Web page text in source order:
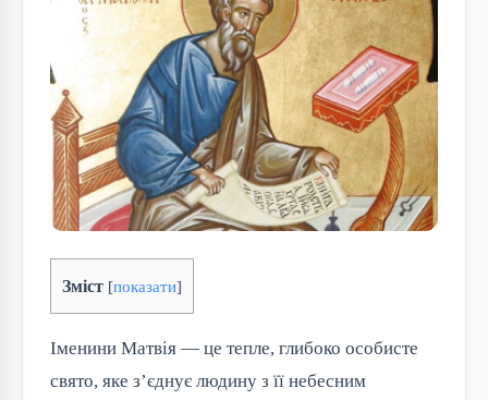
Зміст [показати]
Іменини Матвія — це тепле, глибоко особисте
свято, яке з’єднує людину з її небесним